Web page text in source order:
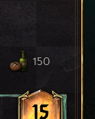
150
15